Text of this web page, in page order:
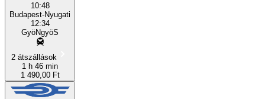
10:48
Budapest-Nyugati
12:34
GyöNgyöS
2 átszállások
1 h 46 min
1 490,00 Ft